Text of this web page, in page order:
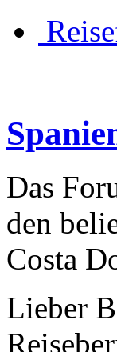
Das
den
Costa
Lieber